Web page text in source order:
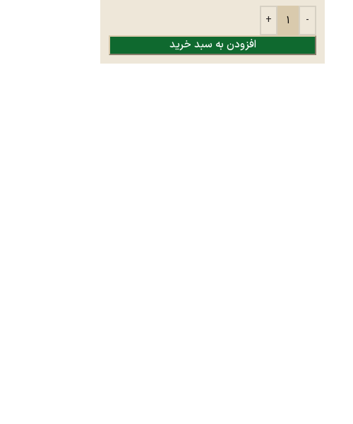
افزودن به سبد خرید